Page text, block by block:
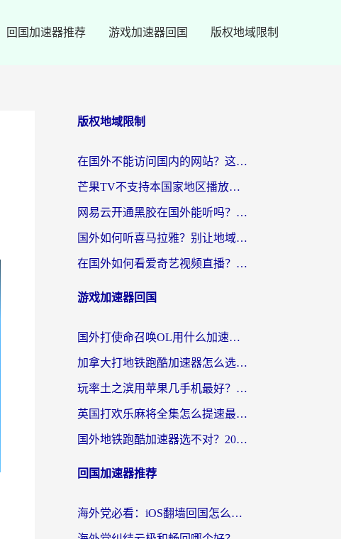
回国加速器推荐 游戏加速器回国 版权地域限制
版权地域限制
在国外不能访问国内的网站？这篇攻略帮你无缝连接家乡资源
芒果TV不支持本国家地区播放该怎么解决？海外党追剧看片的终极指南
网易云开通黑胶在国外能听吗？海外党亲测有效的回国听音乐方案
国外如何听喜马拉雅？别让地域限制，断了你的中文声音陪伴
在国外如何看爱奇艺视频直播？海外党亲测有效的回国加速器指南
游戏加速器回国
国外打使命召唤OL用什么加速器最好？海外玩家国服畅玩全攻略（附小众游戏加速技巧）
加拿大打地铁跑酷加速器怎么选？2026海外玩家实测指南（附王国纪元保卫萝卜3加速技巧）
玩率土之滨用苹果几手机最好？海外党必看的国服游戏加速+设备选择指南
英国打欢乐麻将全集怎么提速最快？海外党亲测有效的国服游戏加速指南
国外地铁跑酷加速器选不对？2026海外玩家必看的国服游戏加速全攻略
回国加速器推荐
海外党必看：iOS翻墙回国怎么选？一篇搞定无缝访问国内资源